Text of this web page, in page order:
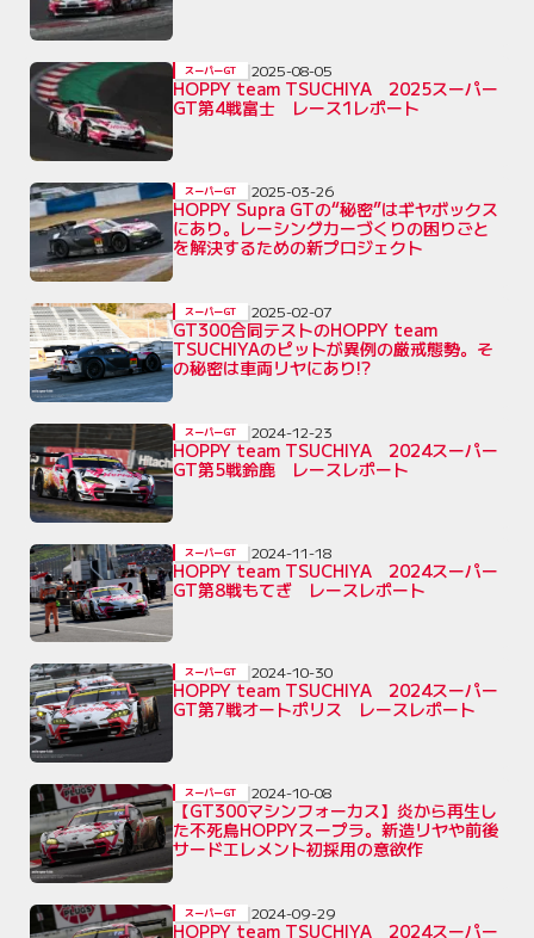
HOPPY team TSUCHIYA 2025スーパー
GT第4戦富士 レース1レポート
スーパーGT 2025-08-05
HOPPY Supra GTの“秘密”はギヤボックス
にあり。レーシングカーづくりの困りごと
を解決するための新プロジェクト
スーパーGT 2025-03-26
GT300合同テストのHOPPY team
TSUCHIYAのピットが異例の厳戒態勢。そ
の秘密は車両リヤにあり!?
スーパーGT 2025-02-07
HOPPY team TSUCHIYA 2024スーパー
GT第5戦鈴鹿 レースレポート
スーパーGT 2024-12-23
HOPPY team TSUCHIYA 2024スーパー
GT第8戦もてぎ レースレポート
スーパーGT 2024-11-18
HOPPY team TSUCHIYA 2024スーパー
GT第7戦オートポリス レースレポート
スーパーGT 2024-10-30
【GT300マシンフォーカス】炎から再生し
た不死鳥HOPPYスープラ。新造リヤや前後
サードエレメント初採用の意欲作
スーパーGT 2024-10-08
HOPPY team TSUCHIYA 2024スーパー
スーパーGT 2024-09-29